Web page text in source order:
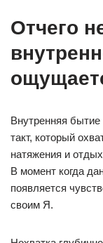
Отчего
Внутренняя
такт, который
натяжения и
В момент когда
появляется
своим Я.